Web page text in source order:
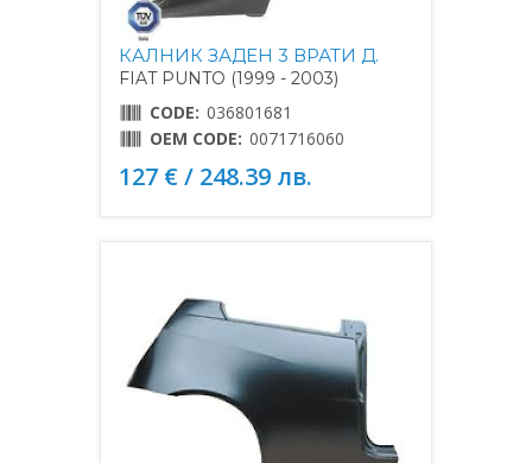
КАЛНИК ЗАДЕН 3 ВРАТИ Д.
FIAT PUNTO (1999 - 2003)
CODE: 036801681
OEM CODE: 0071716060
127 € / 248.39 лв.